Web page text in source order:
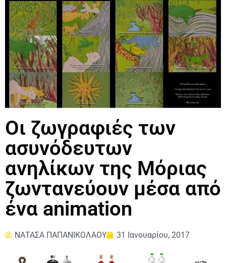
Οι ζωγραφιές των
ασυνόδευτων
ανηλίκων της Μόριας
ζωντανεύουν μέσα από
ένα animation
ΝΑΤΑΣΑ ΠΑΠΑΝΙΚΟΛΑΟΥ 31 Ιανουαρίου, 2017